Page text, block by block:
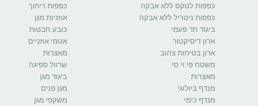
כפפות לטקס ללא אבקה
כפפות ניטריל ללא אבקה
ביגוד חד פעמי
ארון דיסיקטור
ארון בטיחות צהוב
משטח פי וי סי
מאצרות
מנדף ביולוגי
מנדף כימי
כפפות ריתוך
אוזניות מגן
כובע חבטות
אטמי אוזניים
מאצרות
שרוול ספיגה
ביגוד מגן
מגן פנים
משקפי מגן